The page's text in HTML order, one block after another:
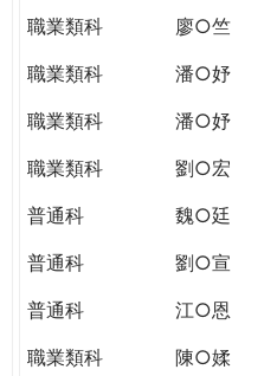
職業類科 廖○竺
職業類科
潘○妤
職業類科
潘○妤
職業類科
劉○宏
普通科
魏○廷
普通科
劉○宣
普通科
江○恩
職業類科
陳○媃